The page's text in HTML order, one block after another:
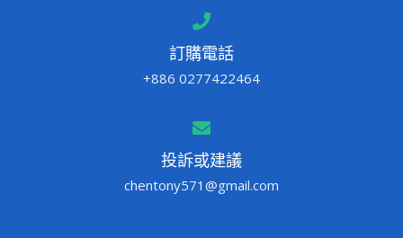
訂購電話
+886 0277422464
投訴或建議
chentony571@gmail.com